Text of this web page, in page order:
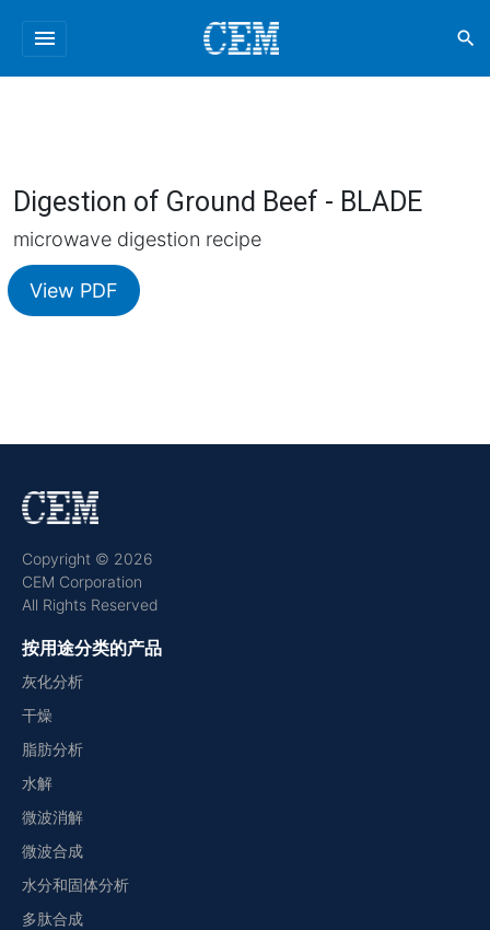
menu search
Digestion of Ground Beef - BLADE
microwave digestion recipe
View PDF
Copyright © 2026
CEM Corporation
All Rights Reserved
按用途分类的产品
灰化分析
干燥
脂肪分析
水解
微波消解
微波合成
水分和固体分析
多肽合成